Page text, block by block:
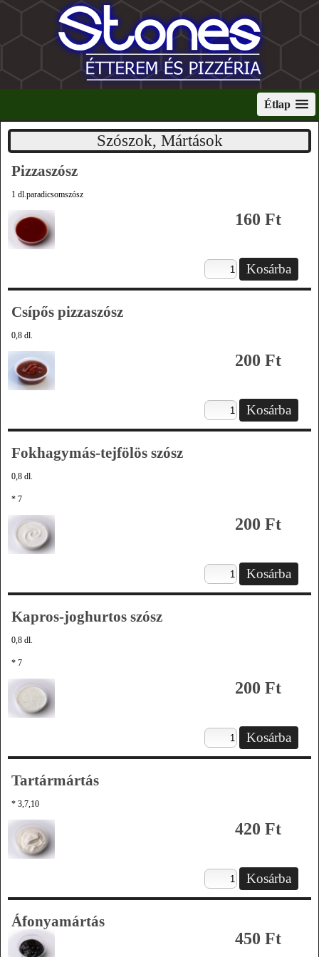
Étlap
Szószok, Mártások
Pizzaszósz
1 dl.paradicsomszósz
160 Ft
Csípős pizzaszósz
0,8 dl.
200 Ft
Fokhagymás-tejfölös szósz
0,8 dl.
* 7
200 Ft
Kapros-joghurtos szósz
0,8 dl.
* 7
200 Ft
Tartármártás
* 3,7,10
420 Ft
Áfonyamártás
450 Ft